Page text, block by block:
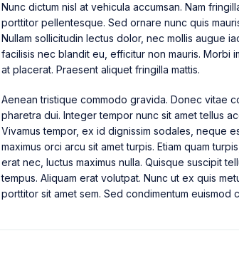
Nunc dictum nisl at vehicula accumsan. Nam
porttitor pellentesque. Sed ornare nunc quis
Nullam sollicitudin lectus dolor, nec mollis augue
facilisis nec blandit eu, efficitur non mauris. Morbi
at placerat. Praesent aliquet fringilla mattis.
Aenean tristique commodo gravida. Donec vitae
pharetra dui. Integer tempor nunc sit amet tellus
Vivamus tempor, ex id dignissim sodales, neque
maximus orci arcu sit amet turpis. Etiam quam
erat nec, luctus maximus nulla. Quisque suscipit
tempus. Aliquam erat volutpat. Nunc ut ex quis
porttitor sit amet sem. Sed condimentum euismod